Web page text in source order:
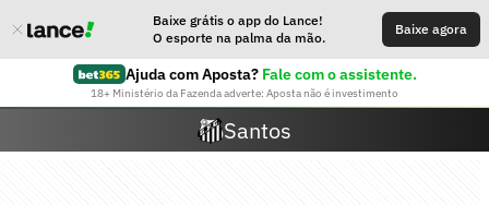
Baixe grátis o app do Lance!
O esporte na palma da mão.
Baixe agora
Ajuda com Aposta? Fale com o assistente.
18+ Ministério da Fazenda adverte: Aposta não é investimento
Santos